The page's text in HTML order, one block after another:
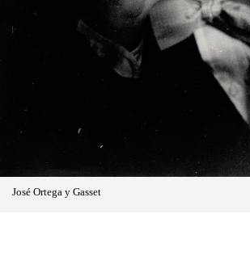
José Ortega y Gasset